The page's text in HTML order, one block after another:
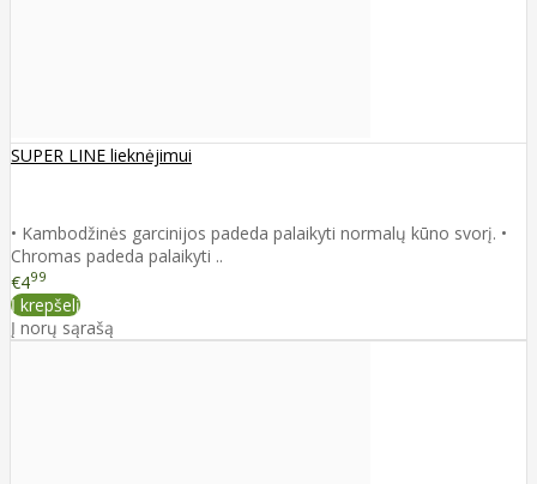
SUPER LINE lieknėjimui
• Kambodžinės garcinijos padeda palaikyti normalų kūno svorį. •
Chromas padeda palaikyti ..
€499
Į krepšelį
Į norų sąrašą